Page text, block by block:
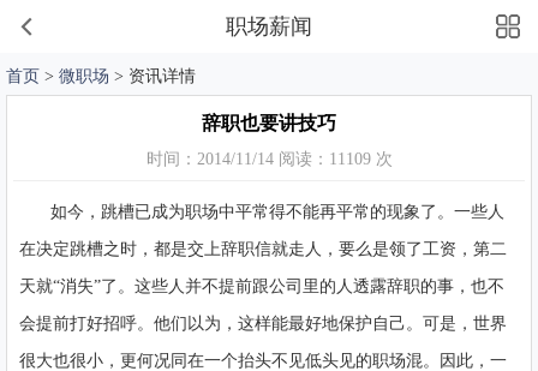
职场薪闻
首页 > 微职场 > 资讯详情
辞职也要讲技巧
时间：2014/11/14 阅读：11109 次
如今，跳槽已成为职场中平常得不能再平常的现象了。一些人
在决定跳槽之时，都是交上辞职信就走人，要么是领了工资，第二
天就“消失”了。这些人并不提前跟公司里的人透露辞职的事，也不
会提前打好招呼。他们以为，这样能最好地保护自己。可是，世界
很大也很小，更何况同在一个抬头不见低头见的职场混。因此，一